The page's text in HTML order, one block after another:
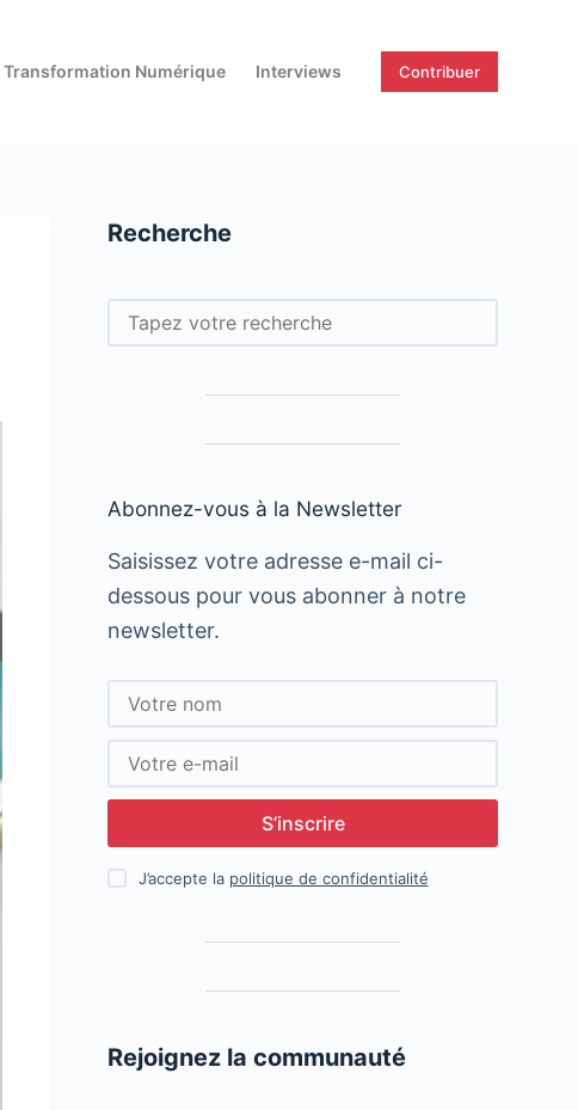
Transformation Numérique Interviews Contribuer
Recherche
Rechercher
Abonnez-vous à la Newsletter
Saisissez votre adresse e-mail ci-
dessous pour vous abonner à notre
newsletter.
S’inscrire
J’accepte la politique de confidentialité
Rejoignez la communauté